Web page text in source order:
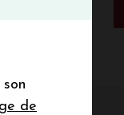
de
la